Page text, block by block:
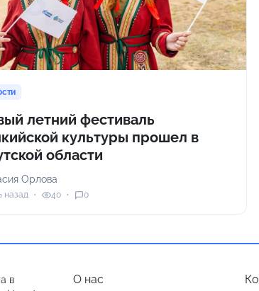
летний фестиваль
культуры прошел в
области
Орлова
назад 40 0
в
О нас